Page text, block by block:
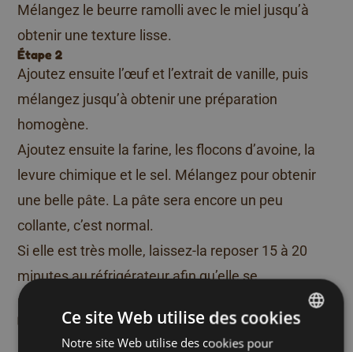
Mélangez le beurre ramolli avec le miel jusqu’à
obtenir une texture lisse.
Étape 2
Ajoutez ensuite l’œuf et l’extrait de vanille, puis
mélangez jusqu’à obtenir une préparation
homogène.
Ajoutez ensuite la farine, les flocons d’avoine, la
levure chimique et le sel. Mélangez pour obtenir
une belle pâte. La pâte sera encore un peu
collante, c’est normal.
Si elle est très molle, laissez-la reposer 15 à 20
minutes au réfrigérateur afin qu’elle se
raffermisse.
Étape 3
Formez des petites boules de pâte et déposez-les
Ce site Web utilise des cookies
Notre site Web utilise des cookies pour